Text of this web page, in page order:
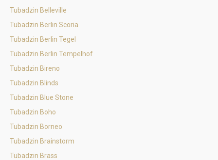
Tubadzin Belleville
Tubadzin Berlin Scoria
Tubadzin Berlin Tegel
Tubadzin Berlin Tempelhof
Tubadzin Bireno
Tubadzin Blinds
Tubadzin Blue Stone
Tubadzin Boho
Tubadzin Borneo
Tubadzin Brainstorm
Tubadzin Brass